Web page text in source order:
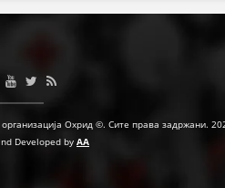
Охрид ©. Сите права задржани.
Developed by AA